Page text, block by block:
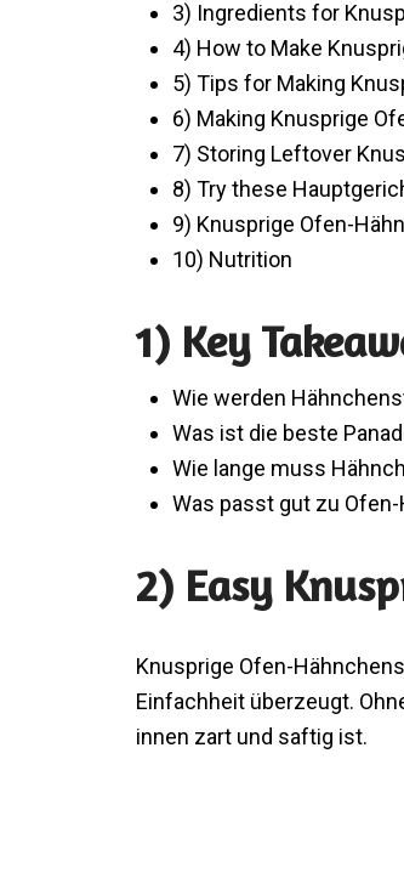
3) Ingredients for
4) How to Make
5) Tips for Making
6) Making Knusprige
7) Storing Leftover
8) Try these
9) Knusprige Ofen-
10) Nutrition
1) Key
Wie werden
Was ist die beste
Wie lange muss
Was passt gut zu
2) Easy
Knusprige Ofen-
Einfachheit überzeugt.
innen zart und saftig ist.